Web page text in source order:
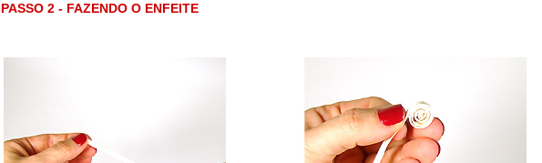
PASSO 2 - FAZENDO O ENFEITE